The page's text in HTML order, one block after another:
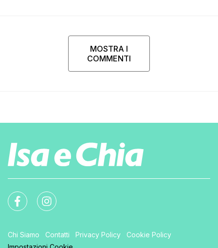
MOSTRA I
COMMENTI
Chi Siamo Contatti Privacy Policy
Cookie Policy